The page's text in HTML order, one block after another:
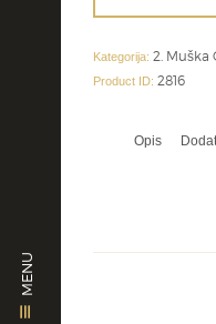
MENU
Kategorija: 2. Muška
Product ID: 2816
Opis